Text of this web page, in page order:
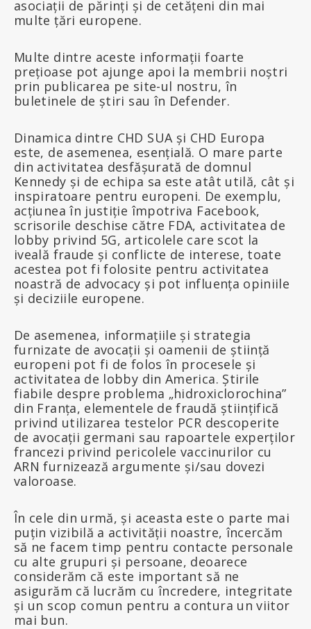
asociații de părinți și de cetățeni din mai
multe țări europene.
Multe dintre aceste informații foarte
prețioase pot ajunge apoi la membrii noștri
prin publicarea pe site-ul nostru, în
buletinele de știri sau în Defender.
Dinamica dintre CHD SUA și CHD Europa
este, de asemenea, esențială. O mare parte
din activitatea desfășurată de domnul
Kennedy și de echipa sa este atât utilă, cât și
inspiratoare pentru europeni. De exemplu,
acțiunea în justiție împotriva Facebook,
scrisorile deschise către FDA, activitatea de
lobby privind 5G, articolele care scot la
iveală fraude și conflicte de interese, toate
acestea pot fi folosite pentru activitatea
noastră de advocacy și pot influența opiniile
și deciziile europene.
De asemenea, informațiile și strategia
furnizate de avocații și oamenii de știință
europeni pot fi de folos în procesele și
activitatea de lobby din America. Știrile
fiabile despre problema „hidroxiclorochina”
din Franța, elementele de fraudă științifică
privind utilizarea testelor PCR descoperite
de avocații germani sau rapoartele experților
francezi privind pericolele vaccinurilor cu
ARN furnizează argumente și/sau dovezi
valoroase.
În cele din urmă, și aceasta este o parte mai
puțin vizibilă a activității noastre, încercăm
să ne facem timp pentru contacte personale
cu alte grupuri și persoane, deoarece
considerăm că este important să ne
asigurăm că lucrăm cu încredere, integritate
și un scop comun pentru a contura un viitor
mai bun.